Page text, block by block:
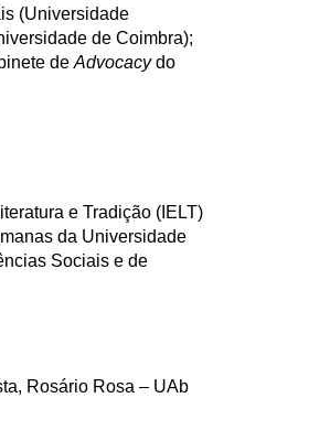
(Universidade
de Coimbra);
de Advocacydo
e Tradição (IELT)
da Universidade
Sociais e de
Rosário Rosa – UAb